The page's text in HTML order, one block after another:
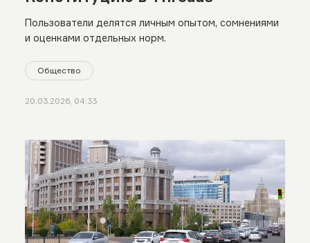
Пользователи делятся личным опытом, сомнениями
и оценками отдельных норм.
Общество
20.03.2026, 04:33